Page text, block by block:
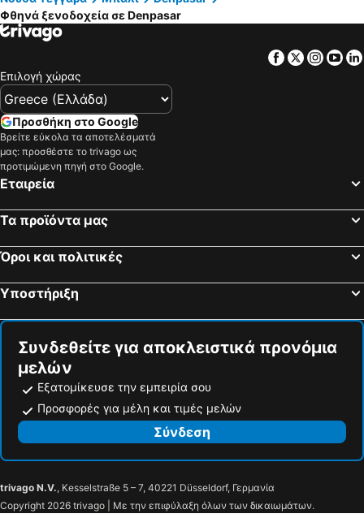
Nadi Hotel Legian
Alam Bidadari Seminyak
Hotel Sense Sunset Seminyak
De' Bharata Bali Villas
InterContinental Bali Sanur Resort by IHG
Holiday Inn Bali Sanur by IHG
Hotel Segara Agung
Hotel Jati Sanur
Akaya Bali
The Cakra Hotel
Bumi Linggah Villas Bali
Prime Plaza Hotel Sanur - Bali
Grand Palace Hotel Sanur - Bali
Respati Beach Hotel
d'Penjor Seminyak
Samaja Villas Kunti
Daun Bali Seminyak Hotel
Sanur Seaview Hotel
Φθηνά ξενοδοχεία σε Denpasar
Facebook
Twitter
Επιλογή χώρας
Προσθήκη στο Google
Βρείτε εύκολα τα αποτελέσματά
μας: προσθέστε το trivago ως
προτιμώμενη πηγή στο Google.
Εταιρεία
Τα προϊόντα μας
Όροι και πολιτικές
Υποστήριξη
Συνδεθείτε για αποκλειστικά προνόμια
μελών
Εξατομίκευσε την εμπειρία σου
Προσφορές για μέλη και τιμές μελών
Σύνδεση
trivago N.V., Kesselstraße 5 – 7, 40221 Düsseldorf, Γερμανία
Copyright 2026 trivago | Με την επιφύλαξη όλων των δικαιωμάτων.